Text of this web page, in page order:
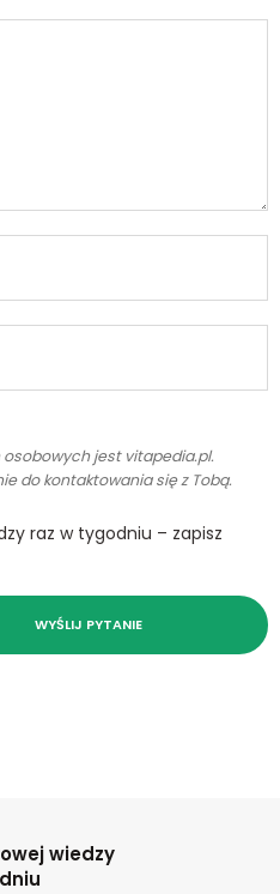
jest vitapedia.pl.
do kontaktowania się z Tobą.
raz w tygodniu – zapisz
WYŚLIJ PYTANIE
wiedzy